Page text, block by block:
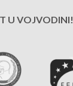
U VOJVODINI!